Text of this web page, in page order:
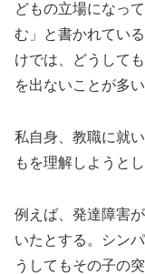
どもの立場になっ
む」と書かれてい
けでは、どうして
を出ないことが多い
私自身、教職に就
もを理解しようと
例えば、発達障害
いたとする。シン
うしてもその子の